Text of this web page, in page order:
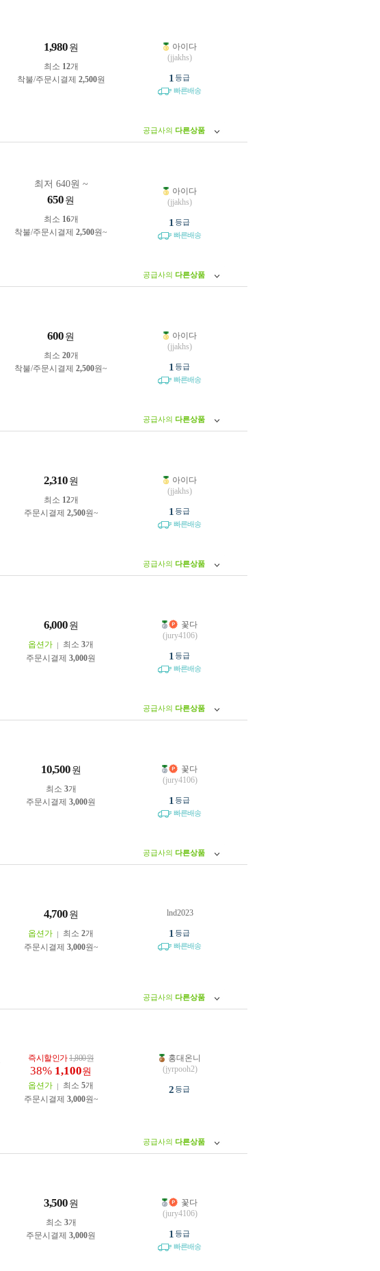
1,980 원
최소 12개
착불/주문시결제 2,500원
아이다
(jjakhs)
1 등급
빠른배송
공급사의 다른상품
최저 640원 ~
650 원
최소 16개
착불/주문시결제 2,500원~
아이다
(jjakhs)
1 등급
빠른배송
공급사의 다른상품
600 원
최소 20개
착불/주문시결제 2,500원~
아이다
(jjakhs)
1 등급
빠른배송
공급사의 다른상품
2,310 원
최소 12개
주문시결제 2,500원~
아이다
(jjakhs)
1 등급
빠른배송
공급사의 다른상품
6,000 원
옵션가 최소 3개
주문시결제 3,000원
꽃다
(jury4106)
1 등급
빠른배송
공급사의 다른상품
10,500 원
최소 3개
주문시결제 3,000원
꽃다
(jury4106)
1 등급
빠른배송
공급사의 다른상품
4,700 원
옵션가 최소 2개
주문시결제 3,000원~
lnd2023
1 등급
빠른배송
공급사의 다른상품
즉시할인가1,800원
38% 1,100원
옵션가 최소 5개
주문시결제 3,000원~
홍대온니
(jyrpooh2)
2등급
공급사의 다른상품
3,500 원
최소 3개
주문시결제 3,000원
꽃다
(jury4106)
1 등급
빠른배송